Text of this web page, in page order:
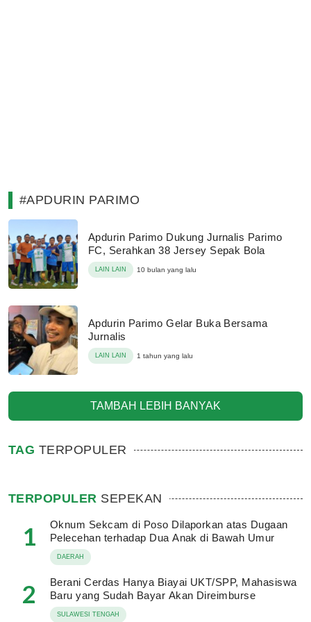
#APDURIN PARIMO
Apdurin Parimo Dukung Jurnalis Parimo
FC, Serahkan 38 Jersey Sepak Bola
LAIN LAIN 10 bulan yang lalu
Apdurin Parimo Gelar Buka Bersama
Jurnalis
LAIN LAIN 1 tahun yang lalu
TAMBAH LEBIH BANYAK
TAG TERPOPULER
TERPOPULER SEPEKAN
1
Oknum Sekcam di Poso Dilaporkan atas Dugaan
Pelecehan terhadap Dua Anak di Bawah Umur
DAERAH
2
Berani Cerdas Hanya Biayai UKT/SPP, Mahasiswa
Baru yang Sudah Bayar Akan Direimburse
SULAWESI TENGAH